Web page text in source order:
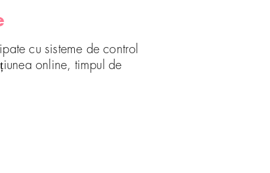
cu sisteme de control
online, timpul de